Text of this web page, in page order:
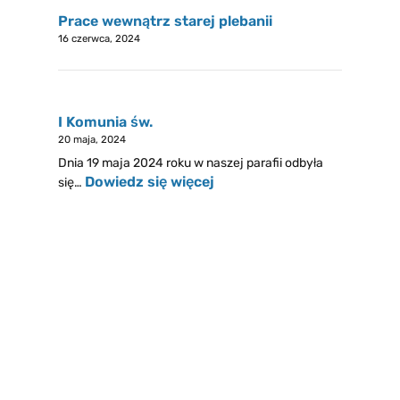
Prace wewnątrz starej plebanii
16 czerwca, 2024